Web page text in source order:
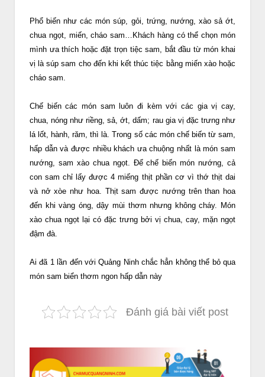
Phổ biến như các món súp, gỏi, trứng, nướng, xào sả ớt,
chua ngọt, miến, cháo sam…Khách hàng có thể chọn món
mình ưa thích hoặc đặt trọn tiệc sam, bắt đầu từ món khai
vị là súp sam cho đến khi kết thúc tiệc bằng miến xào hoặc
cháo sam.
Chế biến các món sam luôn đi kèm với các gia vị cay,
chua, nóng như riềng, sả, ớt, dấm; rau gia vị đặc trưng như
lá lốt, hành, răm, thì là. Trong số các món chế biến từ sam,
hấp dẫn và được nhiều khách ưa chuộng nhất là món sam
nướng, sam xào chua ngọt. Để chế biến món nướng, cả
con sam chỉ lấy được 4 miếng thịt phần cơ vì thớ thịt dai
và nở xòe như hoa. Thịt sam được nướng trên than hoa
đến khi vàng óng, dậy mùi thơm nhưng không cháy. Món
xào chua ngọt lại có đặc trưng bởi vị chua, cay, mặn ngọt
đậm đà.
Ai đã 1 lần đến với Quảng Ninh chắc hẳn không thể bỏ qua
món sam biển thơm ngon hấp dẫn này
Đánh giá bài viết post